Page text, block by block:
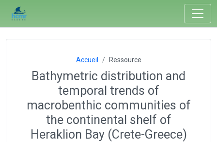
Accueil Ressource
Bathymetric distribution and
temporal trends of
macrobenthic communities of
the continental shelf of
Heraklion Bay (Crete-Greece)